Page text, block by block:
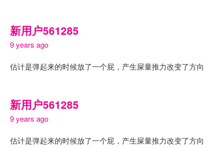
新用户561285
9 years ago
估计是弹起来的时候放了一个屁，产生屎量推力改变了方向
新用户561285
9 years ago
估计是弹起来的时候放了一个屁，产生屎量推力改变了方向